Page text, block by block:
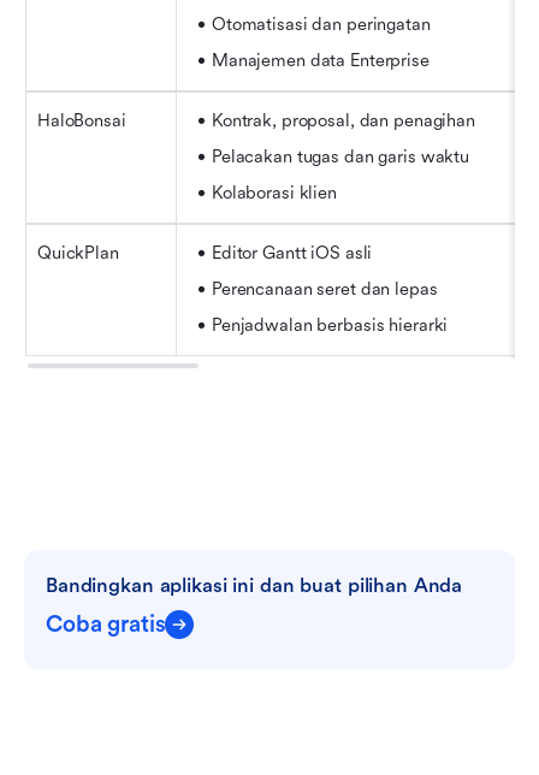
Otomatisasi dan peringatan
Manajemen data Enterprise
HaloBonsai
Kontrak, proposal, dan penagihan
Pelacakan tugas dan garis waktu
Kolaborasi klien
QuickPlan
Editor Gantt iOS asli
Perencanaan seret dan lepas
Penjadwalan berbasis hierarki
Bandingkan aplikasi ini dan buat pilihan Anda
Coba gratis